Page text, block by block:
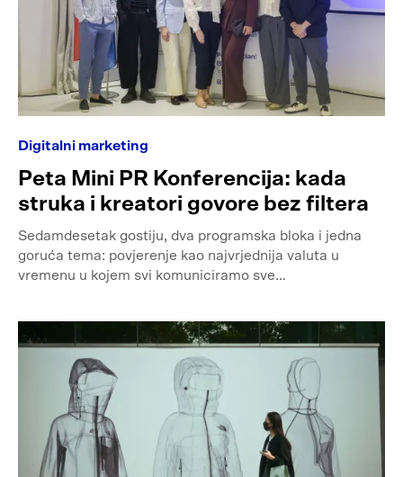
Digitalni marketing
Peta Mini PR Konferencija: kada
struka i kreatori govore bez filtera
Sedamdesetak gostiju, dva programska bloka i jedna
goruća tema: povjerenje kao najvrjednija valuta u
vremenu u kojem svi komuniciramo sve…